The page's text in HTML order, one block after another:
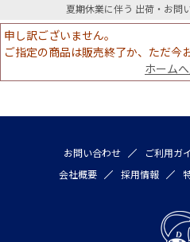
夏期休業に伴う 出荷・お問
申し訳ございません。
ご指定の商品は販売終了か、ただ今
ホーム
お問い合わせ ご利用ガ
会社概要
採用情報